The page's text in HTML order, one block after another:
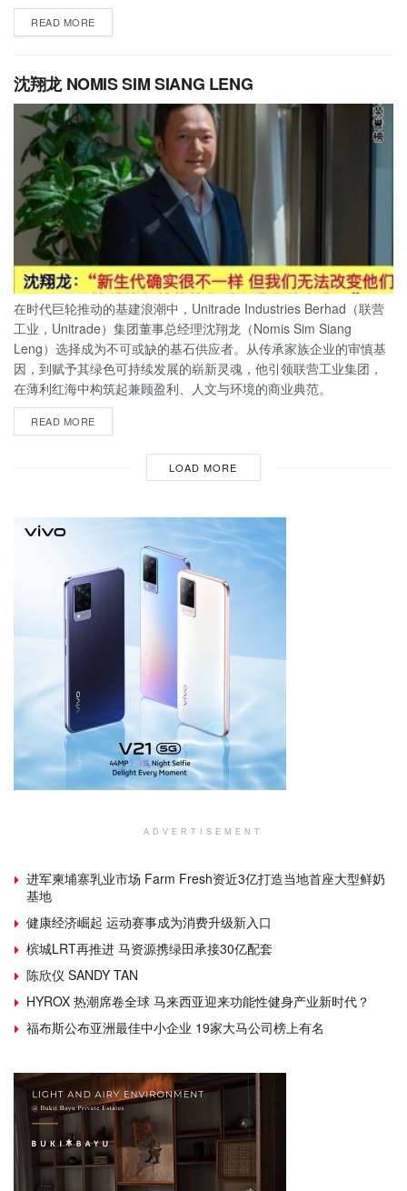
READ MORE
沈翔龙 NOMIS SIM SIANG LENG
在时代巨轮推动的基建浪潮中，Unitrade Industries Berhad（联营
工业，Unitrade）集团董事总经理沈翔龙（Nomis Sim Siang
Leng）选择成为不可或缺的基石供应者。从传承家族企业的审慎基
因，到赋予其绿色可持续发展的崭新灵魂，他引领联营工业集团，
在薄利红海中构筑起兼顾盈利、人文与环境的商业典范。
READ MORE
LOAD MORE
ADVERTISEMENT
进军柬埔寨乳业市场 Farm Fresh资近3亿打造当地首座大型鲜奶
基地
健康经济崛起 运动赛事成为消费升级新入口
槟城LRT再推进 马资源携绿田承接30亿配套
陈欣仪 SANDY TAN
HYROX 热潮席卷全球 马来西亚迎来功能性健身产业新时代？
福布斯公布亚洲最佳中小企业 19家大马公司榜上有名